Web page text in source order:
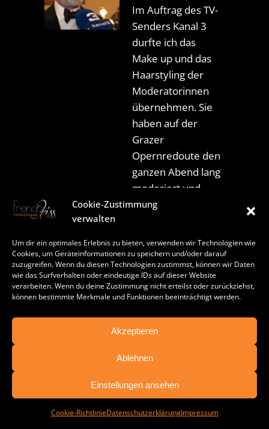
Cookie-Zustimmung
verwalten
Um dir ein optimales Erlebnis zu bieten, verwenden wir Technologien wie
Cookies, um Geräteinformationen zu speichern und/oder darauf
zuzugreifen. Wenn du diesen Technologien zustimmst, können wir Daten
wie das Surfverhalten oder eindeutige IDs auf dieser Website
verarbeiten. Wenn du deine Zustimmung nicht erteilst oder zurückziehst,
können bestimmte Merkmale und Funktionen beeinträchtigt werden.
Akzeptieren
Ablehnen
Einstellungen ansehen
Cookie-RichtlinieDatenschutzerklärungImpressum
Im Auftrag des TV-
Senders Kanal 3
durfte ich das
Make up und das
Haarstyling der
Moderatorinnen
übernehmen. Sie
haben auf der
Grazer
Opernredoute den
ganzen Abend lang
moderiert und
berichtet. Danke
an french kiss be
beauty....
in Events
H&M CLUB
EVENT MIT
FRENCHKISS
H&M hat uns
eingeladen! Im
Rahmen des H&M